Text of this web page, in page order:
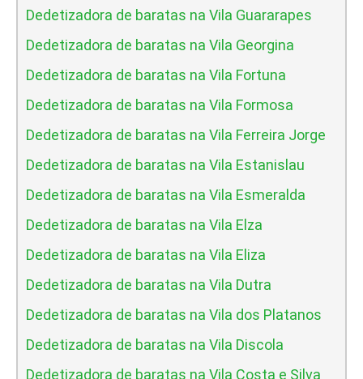
Dedetizadora de baratas na Vila Guararapes
Dedetizadora de baratas na Vila Georgina
Dedetizadora de baratas na Vila Fortuna
Dedetizadora de baratas na Vila Formosa
Dedetizadora de baratas na Vila Ferreira Jorge
Dedetizadora de baratas na Vila Estanislau
Dedetizadora de baratas na Vila Esmeralda
Dedetizadora de baratas na Vila Elza
Dedetizadora de baratas na Vila Eliza
Dedetizadora de baratas na Vila Dutra
Dedetizadora de baratas na Vila dos Platanos
Dedetizadora de baratas na Vila Discola
Dedetizadora de baratas na Vila Costa e Silva